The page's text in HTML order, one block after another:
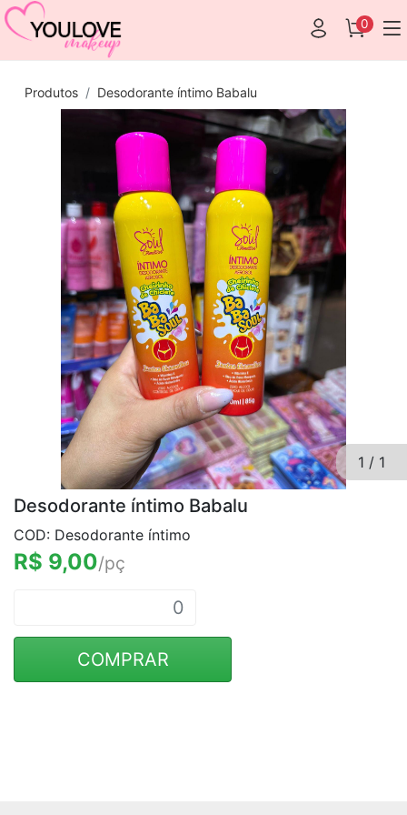
0
Produtos Desodorante íntimo Babalu
1 / 1
Desodorante íntimo Babalu
COD: Desodorante íntimo
R$ 9,00/pç
COMPRAR